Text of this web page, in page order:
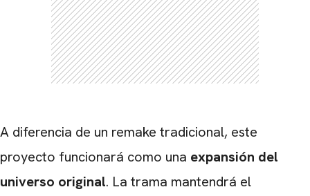
A diferencia de un remake tradicional, este
proyecto funcionará como una expansión del
universo original. La trama mantendrá el